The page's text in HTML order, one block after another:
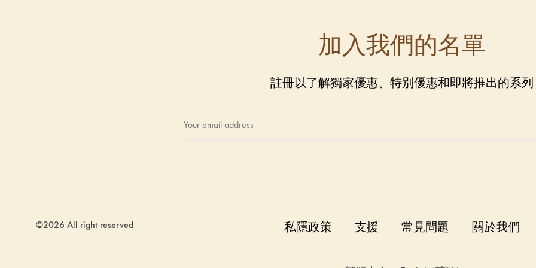
加入我們的名單
註冊以了解獨家優惠、特別優惠和即將推出的系列
©2026 All right reserved 私隱政策 支援 常見問題 關於我們